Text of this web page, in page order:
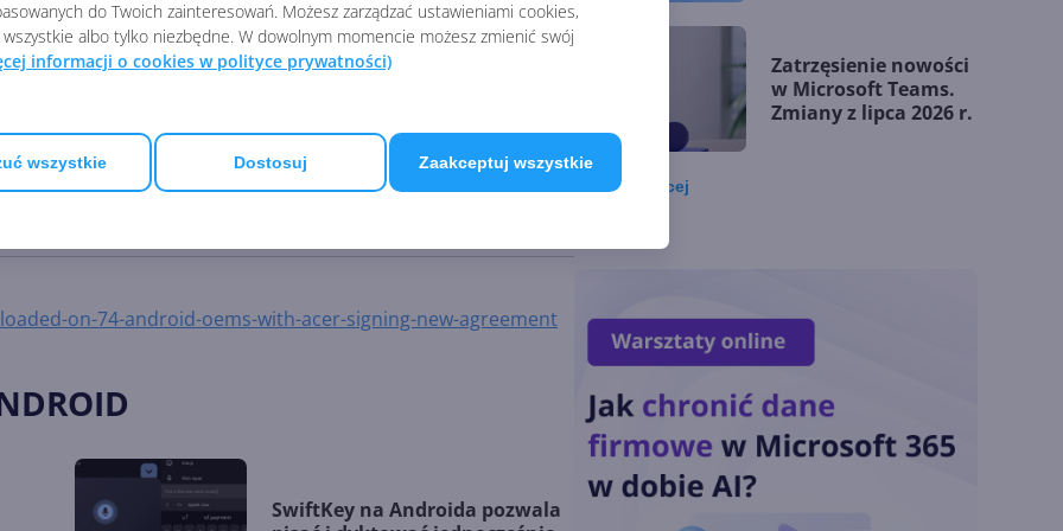
do Twoich zainteresowań. Możesz zarządzać ustawieniami cookies,
albo tylko niezbędne. W dowolnym momencie możesz zmienić swój
informacji o cookies w polityce prywatności)
wszystkie Dostosuj Zaakceptuj wszystkie
z Androidem, a wkrótce potem do Samsunga
ubiegłego roku doszło też do zakończenia sporów patentowych
usług Microsoftu każdej osobie i na każdym urządzeniu.
i telefonach z Androidem nasi partnerzy mogą zwiększyć
których oczekują klienci. Ponadto partnerzy mogą
on-74-android-oems-with-acer-signing-new-agreement
SwiftKey na Androida pozwala
Zatrzęsienie nowości
w Microsoft Teams.
Zmiany z lipca 2026 r.
OpenAI tnie ceny
modeli GPT-5.6.
Odpowiedź na presję
Chin
Zobacz więcej